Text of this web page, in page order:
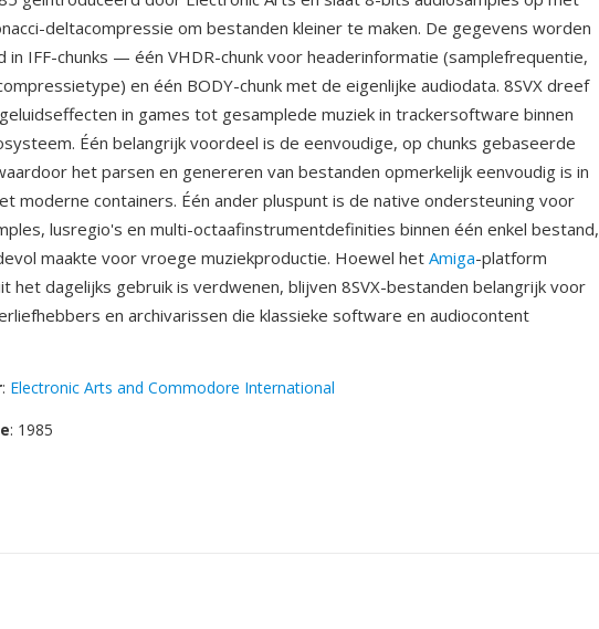
deltacompressie om bestanden kleiner te maken. De gegevens worden
in IFF-chunks — één VHDR-chunk voor headerinformatie (samplefrequentie,
en één BODY-chunk met de eigenlijke audiodata. 8SVX dreef
in games tot gesamplede muziek in trackersoftware binnen
Één belangrijk voordeel is de eenvoudige, op chunks gebaseerde
het parsen en genereren van bestanden opmerkelijk eenvoudig is in
moderne containers. Één ander pluspunt is de native ondersteuning voor
lusregio's en multi-octaafinstrumentdefinities binnen één enkel bestand,
maakte voor vroege muziekproductie. Hoewel het Amiga-platform
het dagelijks gebruik is verdwenen, blijven 8SVX-bestanden belangrijk voor
en archivarissen die klassieke software en audiocontent
: Electronic Arts and Commodore International
: 1985